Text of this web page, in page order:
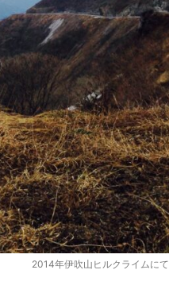
2014年伊吹山ヒルクライムにて